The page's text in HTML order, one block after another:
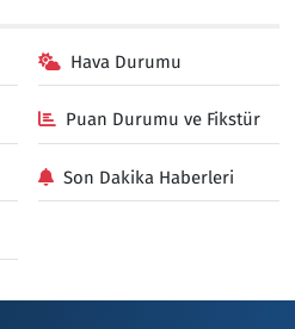
Hava Durumu
Puan Durumu ve Fikstür
Son Dakika Haberleri